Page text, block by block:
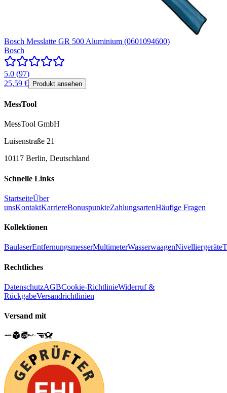
Bosch Messlatte GR 500 Aluminium (0601094600)
Bosch
5.0 (97)
25,59 €
Produkt ansehen
MessTool
MessTool GmbH
Luisenstraße 21
10117 Berlin, Deutschland
Schnelle Links
StartseiteÜber
unsKontaktKarriereBonuspunkteZahlungsartenHäufige Fragen
Kollektionen
BaulaserEntfernungsmesserMultimeterWasserwaagenNivelliergeräte
Rechtliches
DatenschutzAGBCookie-RichtlinieWiderruf &
RückgabeVersandrichtlinien
Versand mit